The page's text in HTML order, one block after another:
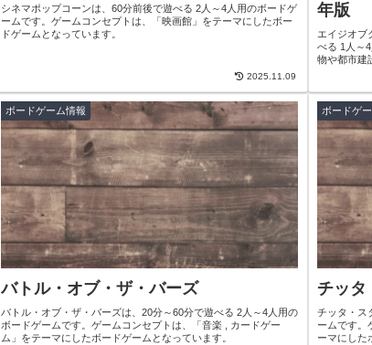
シネマポップコーンは、60分前後で遊べる 2人～4人用のボードゲ
ームです。ゲームコンセプトは、「映画館」をテーマにしたボー
ドゲームとなっています。
2025.11.09
年版
エイジオブ
べる 1人～
物や都市建
ボードゲーム情報
バトル・オブ・ザ・バーズ
バトル・オブ・ザ・バーズは、20分～60分で遊べる 2人～4人用の
ボードゲームです。ゲームコンセプトは、「音楽 , カードゲー
ム」をテーマにしたボードゲームとなっています。
ボードゲ
チッタ
チッタ・ス
ームです。
ーマにした